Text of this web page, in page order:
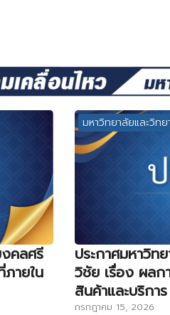
งคลศรี
ายใน
มหาวิทยาลัยและวิทย
ประกาศมหาวิท
วิชัย เรื่อง ผลก
สินค้าและบริการ
กรกฎาคม 15, 2026